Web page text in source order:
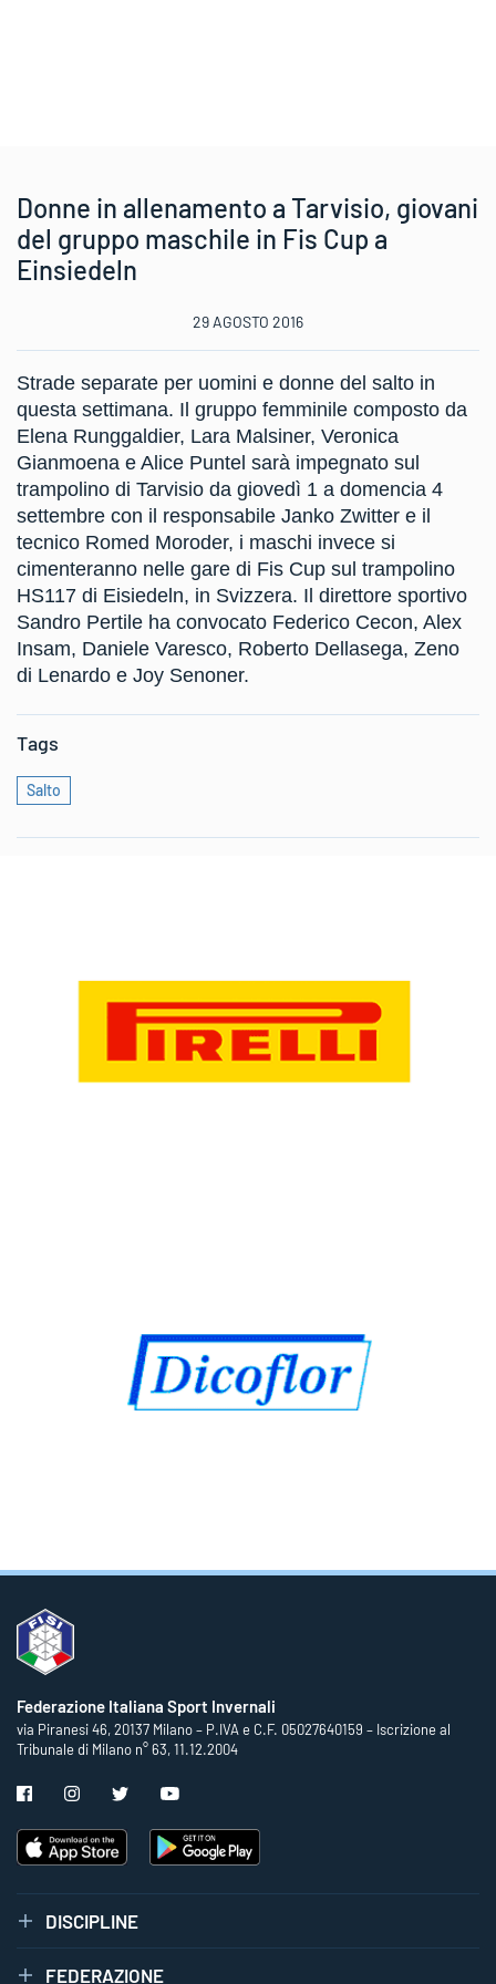
Donne in allenamento a Tarvisio, giovani
del gruppo maschile in Fis Cup a
Einsiedeln
29 AGOSTO 2016
Strade separate per uomini e donne del salto in
questa settimana. Il gruppo femminile composto da
Elena Runggaldier, Lara Malsiner, Veronica
Gianmoena e Alice Puntel sarà impegnato sul
trampolino di Tarvisio da giovedì 1 a domencia 4
settembre con il responsabile Janko Zwitter e il
tecnico Romed Moroder, i maschi invece si
cimenteranno nelle gare di Fis Cup sul trampolino
HS117 di Eisiedeln, in Svizzera. Il direttore sportivo
Sandro Pertile ha convocato Federico Cecon, Alex
Insam, Daniele Varesco, Roberto Dellasega, Zeno
di Lenardo e Joy Senoner.
Tags
Salto
Federazione Italiana Sport Invernali
via Piranesi 46, 20137 Milano – P.IVA e C.F. 05027640159 – Iscrizione al
Tribunale di Milano n° 63, 11.12.2004
DISCIPLINE
FEDERAZIONE